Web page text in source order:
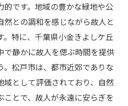
です。地域の豊かな緑地や公
然との調和を感じながら故人と
。特に、千葉県小金きよしケ丘
で静かに故人を偲ぶ時間を提供
。松戸市は、都市近郊でありな
域として評価されており、自然
ことで、故人が永遠に安らぎを